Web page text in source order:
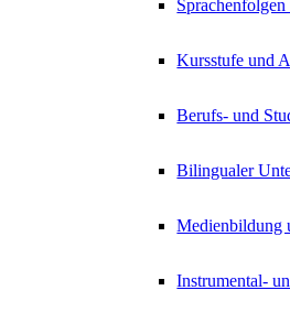
Kursstufe und
Berufs- und
Bilingualer
Medienbildung
Instrumental-